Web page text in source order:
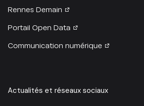
Rennes Demain
Portail Open Data
Communication numérique
Actualités et réseaux sociaux